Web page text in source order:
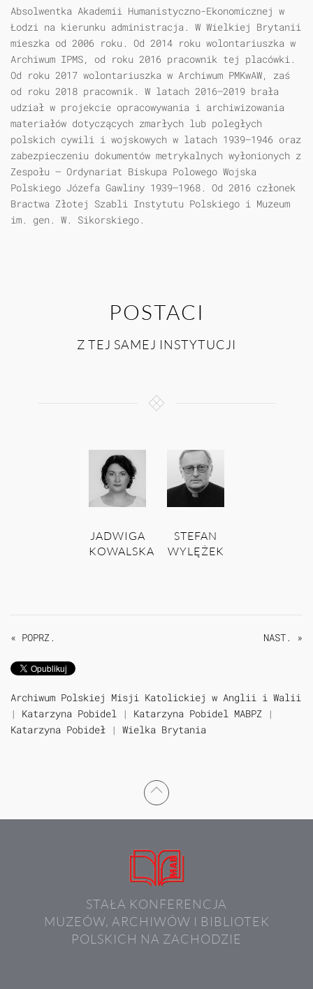
Absolwentka Akademii Humanistyczno-Ekonomicznej w
Łodzi na kierunku administracja. W Wielkiej Brytanii
mieszka od 2006 roku. Od 2014 roku wolontariuszka w
Archiwum IPMS, od roku 2016 pracownik tej placówki.
Od roku 2017 wolontariuszka w Archiwum PMKwAW, zaś
od roku 2018 pracownik. W latach 2016–2019 brała
udział w projekcie opracowywania i archiwizowania
materiałów dotyczących zmarłych lub poległych
polskich cywili i wojskowych w latach 1939–1946 oraz
zabezpieczeniu dokumentów metrykalnych wyłonionych z
Zespołu – Ordynariat Biskupa Polowego Wojska
Polskiego Józefa Gawliny 1939–1968. Od 2016 członek
Bractwa Złotej Szabli Instytutu Polskiego i Muzeum
im. gen. W. Sikorskiego.
POSTACI
Z TEJ SAMEJ INSTYTUCJI
JADWIGA
KOWALSKA
STEFAN
WYLĘŻEK
« POPRZ. NAST. »
Archiwum Polskiej Misji Katolickiej w Anglii i Walii
| Katarzyna Pobidel | Katarzyna Pobidel MABPZ |
Katarzyna Pobideł | Wielka Brytania
STAŁA KONFERENCJA
MUZEÓW, ARCHIWÓW I BIBLIOTEK
POLSKICH NA ZACHODZIE